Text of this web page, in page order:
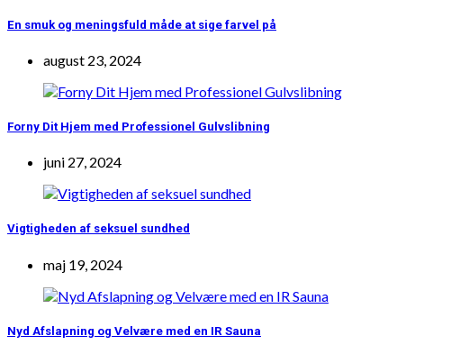
En smuk og meningsfuld måde at sige farvel på
august 23, 2024
Forny Dit Hjem med Professionel Gulvslibning
juni 27, 2024
Vigtigheden af seksuel sundhed
maj 19, 2024
Nyd Afslapning og Velvære med en IR Sauna